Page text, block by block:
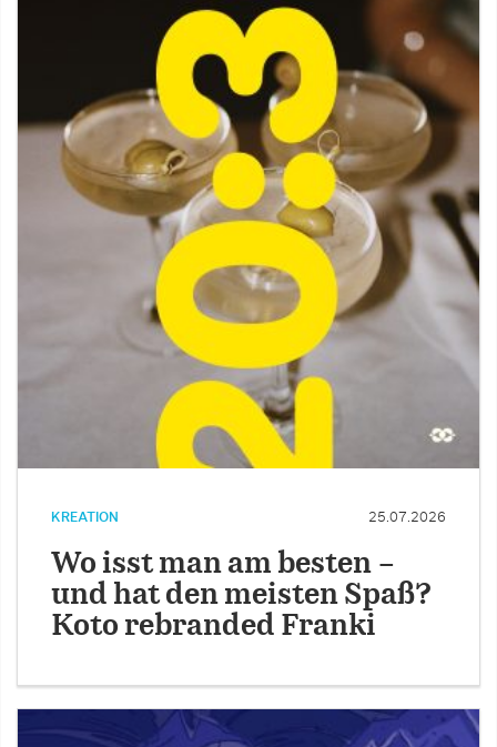
KREATION 25.07.2026
Wo isst man am besten –
und hat den meisten Spaß?
Koto rebranded Franki